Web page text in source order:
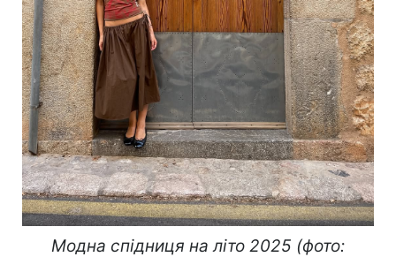
Модна спідниця на літо 2025 (фото: